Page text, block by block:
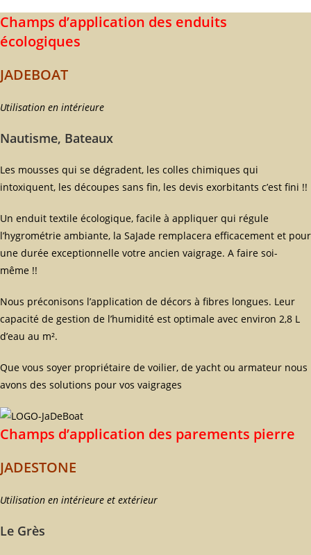
Champs d’application des enduits
écologiques
JADEBOAT
Utilisation en intérieure
Nautisme, Bateaux
Les mousses qui se dégradent, les colles chimiques qui
intoxiquent, les découpes sans fin, les devis exorbitants c’est fini !!
Un enduit textile écologique, facile à appliquer qui régule
l’hygrométrie ambiante, la SaJade remplacera efficacement et pour
une durée exceptionnelle votre ancien vaigrage. A faire soi-
même !!
Nous préconisons l’application de décors à fibres longues. Leur
capacité de gestion de l’humidité est optimale avec environ 2,8 L
d’eau au m².
Que vous soyer propriétaire de voilier, de yacht ou armateur nous
avons des solutions pour vos vaigrages
Champs d’application des parements pierre
JADESTONE
Utilisation en intérieure et extérieur
Le Grès